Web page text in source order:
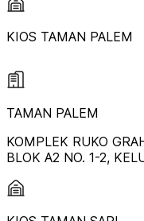
KIOS TAMAN PALEM
TAMAN PALEM
KOMPLEK RUKO
BLOK A2 NO. 1-2,